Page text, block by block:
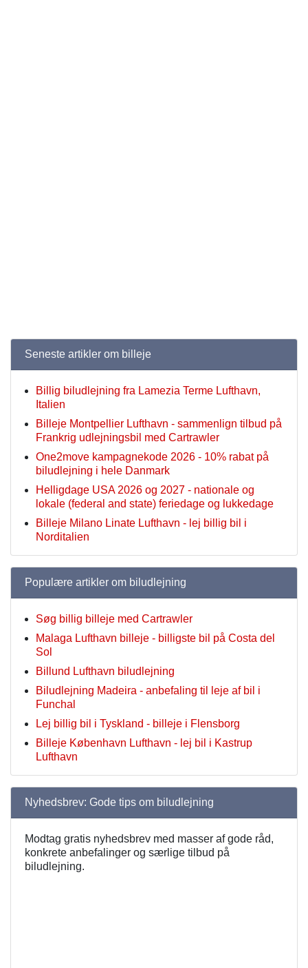
Seneste artikler om billeje
Billig biludlejning fra Lamezia Terme Lufthavn,
Italien
Billeje Montpellier Lufthavn - sammenlign tilbud på
Frankrig udlejningsbil med Cartrawler
One2move kampagnekode 2026 - 10% rabat på
biludlejning i hele Danmark
Helligdage USA 2026 og 2027 - nationale og
lokale (federal and state) feriedage og lukkedage
Billeje Milano Linate Lufthavn - lej billig bil i
Norditalien
Populære artikler om biludlejning
Søg billig billeje med Cartrawler
Malaga Lufthavn billeje - billigste bil på Costa del
Sol
Billund Lufthavn biludlejning
Biludlejning Madeira - anbefaling til leje af bil i
Funchal
Lej billig bil i Tyskland - billeje i Flensborg
Billeje København Lufthavn - lej bil i Kastrup
Lufthavn
Nyhedsbrev: Gode tips om biludlejning
Modtag gratis nyhedsbrev med masser af gode råd,
konkrete anbefalinger og særlige tilbud på
biludlejning.